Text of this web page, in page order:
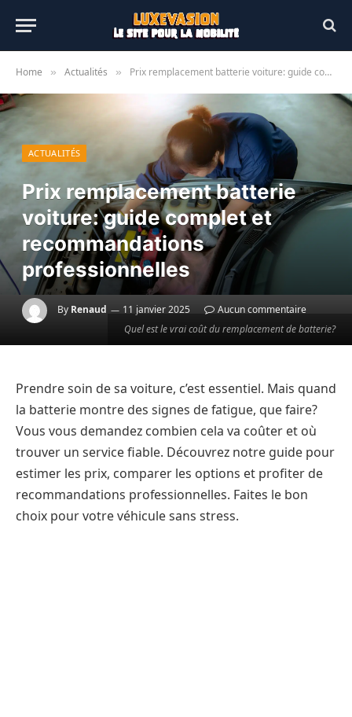
Home » Actualités » Prix remplacement batterie voiture: guide complet et recommandations professionnelles
Quel est le vrai coût du remplacement de batterie?
ACTUALITÉS
Prix remplacement batterie
voiture: guide complet et
recommandations
professionnelles
By Renaud 11 janvier 2025 Aucun commentaire
Prendre soin de sa voiture, c’est essentiel. Mais quand
la batterie montre des signes de fatigue, que faire?
Vous vous demandez combien cela va coûter et où
trouver un service fiable. Découvrez notre guide pour
estimer les prix, comparer les options et profiter de
recommandations professionnelles. Faites le bon
choix pour votre véhicule sans stress.